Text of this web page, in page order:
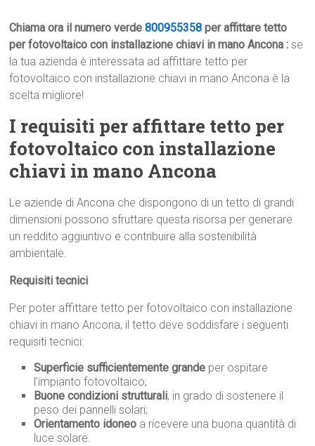
Chiama ora il numero verde800955358 per affittare tetto
per fotovoltaico con installazione chiavi in mano Ancona : se
la tua azienda è interessata ad affittare tetto per
fotovoltaico con installazione chiavi in mano Ancona è la
scelta migliore!
I requisiti per affittare tetto per
fotovoltaico con installazione
chiavi in mano Ancona
Le aziende di Ancona che dispongono di un tetto di grandi
dimensioni possono sfruttare questa risorsa per generare
un reddito aggiuntivo e contribuire alla sostenibilità
ambientale.
Requisiti tecnici
Per poter affittare tetto per fotovoltaico con installazione
chiavi in mano Ancona, il tetto deve soddisfare i seguenti
requisiti tecnici:
Superficie sufficientemente grande per ospitare
l’impianto fotovoltaico;
Buone condizioni strutturali, in grado di sostenere il
peso dei pannelli solari;
Orientamento idoneo a ricevere una buona quantità di
luce solare.